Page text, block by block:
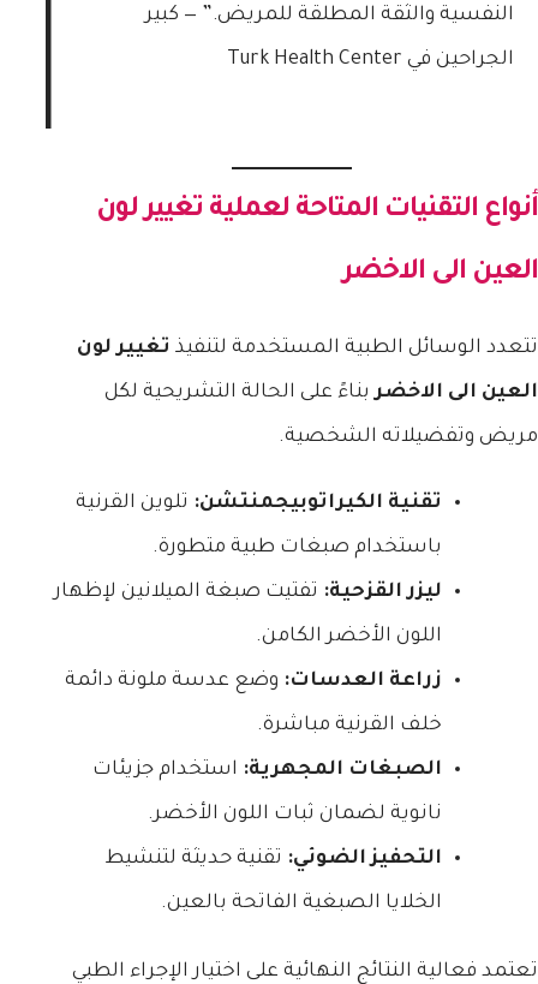
النفسية والثقة المطلقة للمريض.” — كبير
الجراحين في Turk Health Center
أنواع التقنيات المتاحة لعملية تغيير لون
العين الى الاخضر
تتعدد الوسائل الطبية المستخدمة لتنفيذ تغيير لون
العين الى الاخضربناءً على الحالة التشريحية لكل
مريض وتفضيلاته الشخصية.
تقنية الكيراتوبيجمنتشن: تلوين القرنية
باستخدام صبغات طبية متطورة.
ليزر القزحية: تفتيت صبغة الميلانين لإظهار
اللون الأخضر الكامن.
زراعة العدسات: وضع عدسة ملونة دائمة
خلف القرنية مباشرة.
الصبغات المجهرية: استخدام جزيئات
نانوية لضمان ثبات اللون الأخضر.
التحفيز الضوئي: تقنية حديثة لتنشيط
الخلايا الصبغية الفاتحة بالعين.
تعتمد فعالية النتائج النهائية على اختيار الإجراء الطبي